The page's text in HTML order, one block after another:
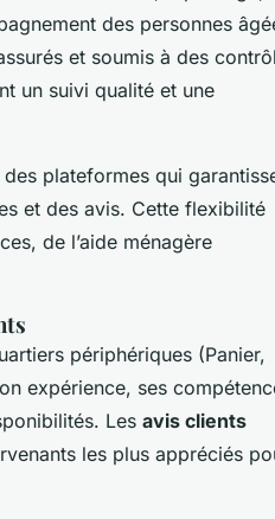
des personnes
et soumis à des
un suivi qualité et une
plateformes qui
et des avis. Cette flexibilité
de l’aide ménagère
périphériques (Panier,
expérience, ses
Les avis clients
les plus appréciés